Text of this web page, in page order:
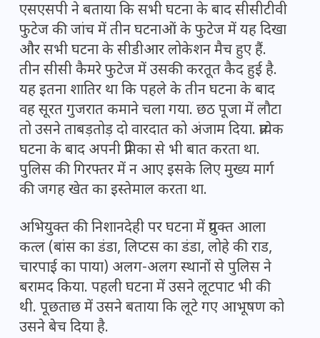
एसएसपी ने बताया कि सभी घटना के बाद सीसीटीवी
फुटेज की जांच में तीन घटनाओं के फुटेज में यह दिखा
और सभी घटना के सीडीआर लोकेशन मैच हुए हैं.
तीन सीसी कैमरे फुटेज में उसकी करतूत कैद हुई है.
यह इतना शातिर था कि पहले के तीन घटना के बाद
वह सूरत गुजरात कमाने चला गया. छठ पूजा में लौटा
तो उसने ताबड़तोड़ दो वारदात को अंजाम दिया. प्रत्येक
घटना के बाद अपनी प्रेमिका से भी बात करता था.
पुलिस की गिरफ्तर में न आए इसके लिए मुख्य मार्ग
की जगह खेत का इस्तेमाल करता था.
अभियुक्त की निशानदेही पर घटना में प्रयुक्त आला
कत्ल (बांस का डंडा, लिप्टस का डंडा, लोहे की राड,
चारपाई का पाया) अलग-अलग स्थानों से पुलिस ने
बरामद किया. पहली घटना में उसने लूटपाट भी की
थी. पूछताछ में उसने बताया कि लूटे गए आभूषण को
उसने बेच दिया है.